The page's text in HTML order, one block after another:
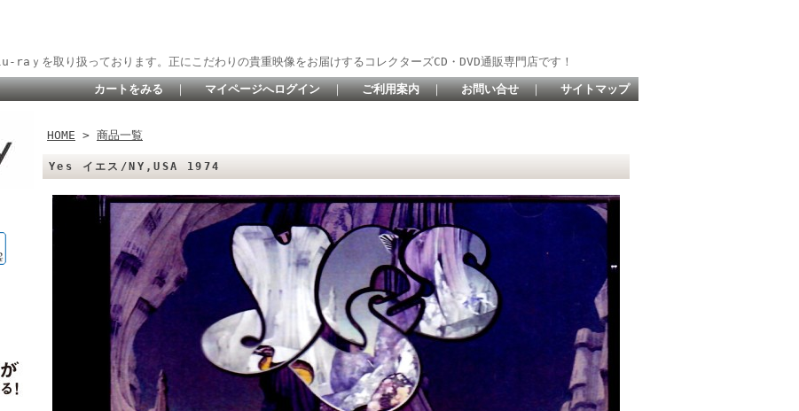
raｙを取り扱っております。正にこだわりの貴重映像をお届けするコレクターズCD・DVD通販専門店です！
カートをみる ｜ マイページへログイン ｜ ご利用案内 ｜ お問い合せ ｜ サイトマップ
HOME > 商品一覧
Yes イエス/NY,USA 1974